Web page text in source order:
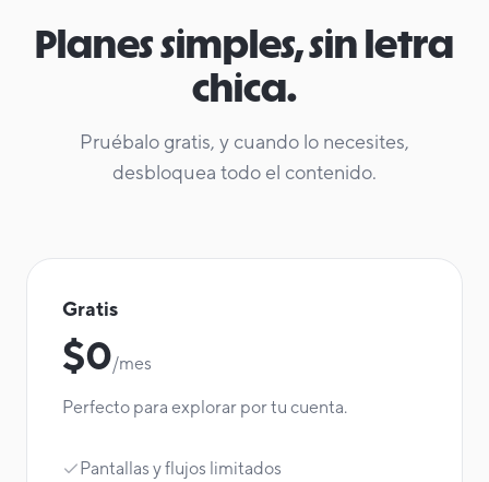
Planes simples, sin letra
chica.
Pruébalo gratis, y cuando lo necesites,
desbloquea todo el contenido.
Gratis
$0/mes
Perfecto para explorar por tu cuenta.
Pantallas y flujos limitados